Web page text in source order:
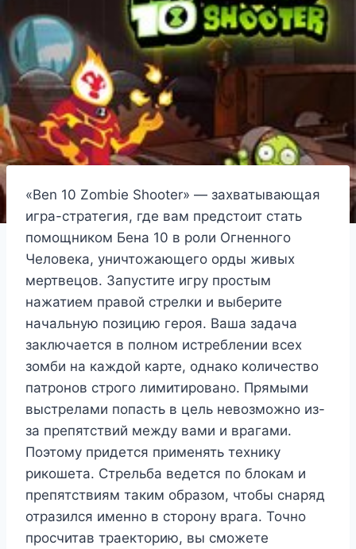
«Ben 10 Zombie Shooter» — захватывающая
игра-стратегия, где вам предстоит стать
помощником Бена 10 в роли Огненного
Человека, уничтожающего орды живых
мертвецов. Запустите игру простым
нажатием правой стрелки и выберите
начальную позицию героя. Ваша задача
заключается в полном истреблении всех
зомби на каждой карте, однако количество
патронов строго лимитировано. Прямыми
выстрелами попасть в цель невозможно из-
за препятствий между вами и врагами.
Поэтому придется применять технику
рикошета. Стрельба ведется по блокам и
препятствиям таким образом, чтобы снаряд
отразился именно в сторону врага. Точно
просчитав траекторию, вы сможете